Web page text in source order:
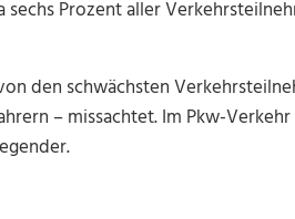
Prozent aller
den schwächsten
– missachtet. Im Pkw-